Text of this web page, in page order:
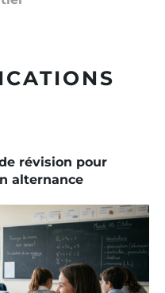
révision pour
alternance